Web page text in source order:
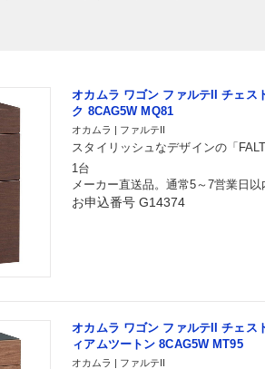
オカムラ ワゴン ファルテII チェス
ク 8CAG5W MQ81
オカムラ | ファルテII
スタイリッシュなデザインの「
1台
メーカー直送品。通常5～7営業日
お申込番号 G14374
オカムラ ワゴン ファルテII チェス
ィアムツートン 8CAG5W MT95
オカムラ | ファルテII